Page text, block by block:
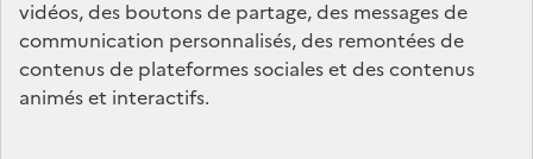
vidéos, des boutons de partage, des messages de
communication personnalisés, des remontées de
contenus de plateformes sociales et des contenus
animés et interactifs.
service-public.gouv.fr
data.gouv.fr